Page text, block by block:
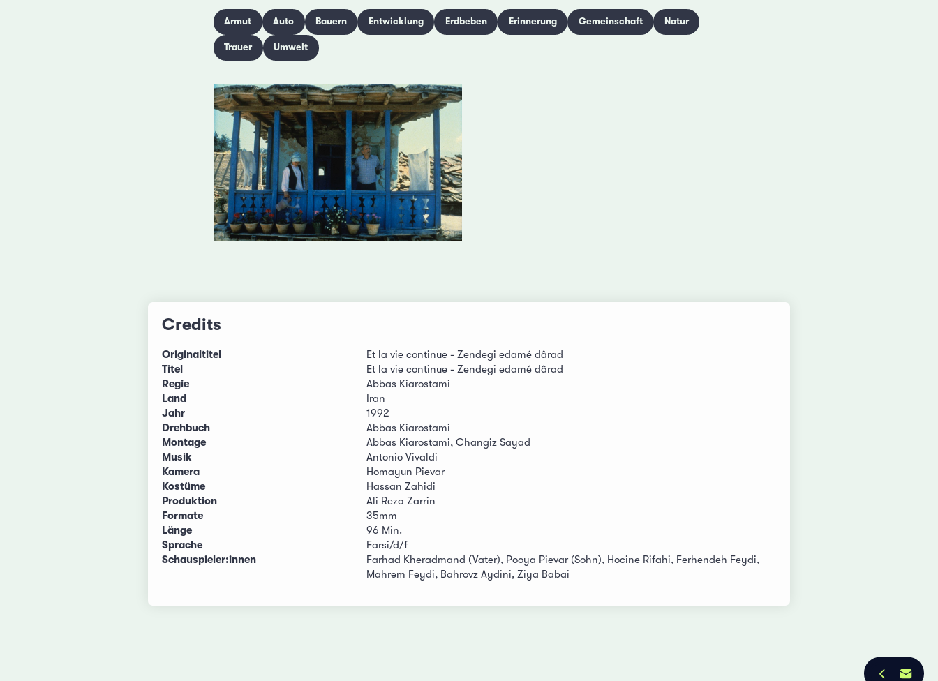
Armut Auto Bauern Entwicklung Erdbeben Erinnerung Gemeinschaft Natur
Trauer Umwelt
Credits
Originaltitel
Et la vie continue - Zendegi edamé dârad
Titel
Et la vie continue - Zendegi edamé dârad
Regie
Abbas Kiarostami
Land
Iran
Jahr
1992
Drehbuch
Abbas Kiarostami
Montage
Abbas Kiarostami, Changiz Sayad
Musik
Antonio Vivaldi
Kamera
Homayun Pievar
Kostüme
Hassan Zahidi
Produktion
Ali Reza Zarrin
Formate
35mm
Länge
96 Min.
Sprache
Farsi/d/f
Schauspieler:innen
Farhad Kheradmand (Vater), Pooya Pievar (Sohn), Hocine Rifahi, Ferhendeh Feydi,
Mahrem Feydi, Bahrovz Aydini, Ziya Babai